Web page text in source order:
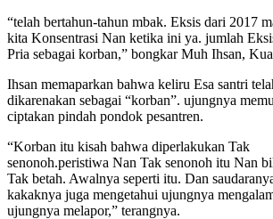
“telah bertahun-tahun mbak. Eksis dari 2017
kita Konsentrasi Nan ketika ini ya. jumlah
Pria sebagai korban,” bongkar Muh Ihsan,
Ihsan memaparkan bahwa keliru Esa santri
dikarenakan sebagai “korban”. ujungnya
ciptakan pindah pondok pesantren.
“Korban itu kisah bahwa diperlakukan Tak
senonoh.peristiwa Nan Tak senonoh itu Nan
Tak betah. Awalnya seperti itu. Dan
kakaknya juga mengetahui ujungnya
ujungnya melapor,” terangnya.